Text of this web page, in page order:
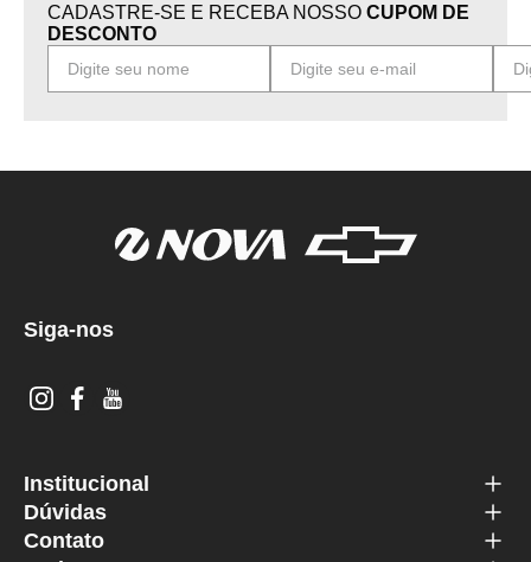
CADASTRE-SE E RECEBA NOSSO CUPOM DE
DESCONTO
Siga-nos
Institucional
Dúvidas
Contato